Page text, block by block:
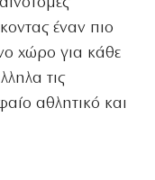
έναν πιο
χώρο για κάθε
τις
αθλητικό και